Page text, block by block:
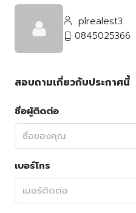
plrealest3
0845025366
สอบถามเกี่ยวกับประกาศนี้
ชื่อผู้ติดต่อ
เบอร์โทร